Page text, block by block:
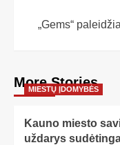
„Gems“
More Stories
MIESTŲ ĮDOMYBĖS
Kauno miesto
uždarys